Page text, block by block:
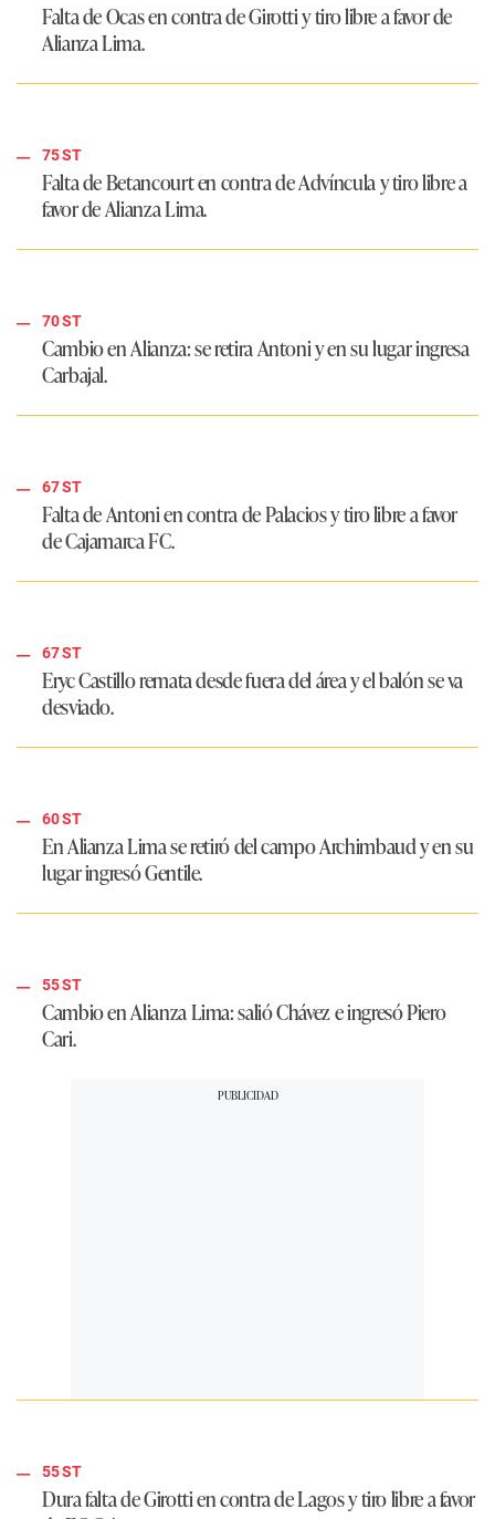
Falta de Ocas en contra de Girotti y tiro libre a favor de
Alianza Lima.
75 ST
Falta de Betancourt en contra de Advíncula y tiro libre a
favor de Alianza Lima.
70 ST
Cambio en Alianza: se retira Antoni y en su lugar ingresa
Carbajal.
67 ST
Falta de Antoni en contra de Palacios y tiro libre a favor
de Cajamarca FC.
67 ST
Eryc Castillo remata desde fuera del área y el balón se va
desviado.
60 ST
En Alianza Lima se retiró del campo Archimbaud y en su
lugar ingresó Gentile.
55 ST
Cambio en Alianza Lima:salió Chávez e ingresó Piero
Cari.
55 ST
Dura falta de Girotti en contra de Lagos y tiro libre a favor